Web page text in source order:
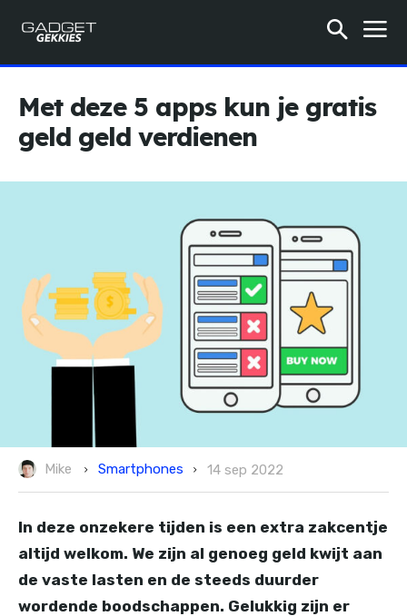
Met deze 5 apps kun je gratis
geld geld verdienen
Mike Smartphones 14 sep 2022
In deze onzekere tijden is een extra zakcentje
altijd welkom. We zijn al genoeg geld kwijt aan
de vaste lasten en de steeds duurder
wordende boodschappen. Gelukkig zijn er